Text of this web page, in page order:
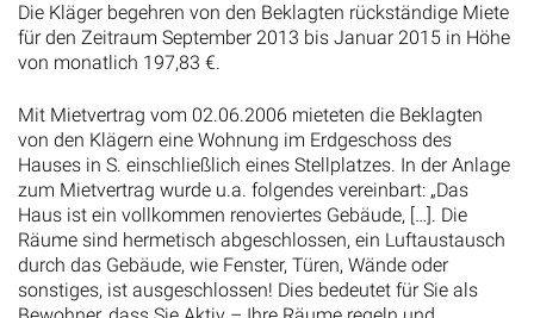
Die Kläger begehren von den Beklagten rückständige Miete
für den Zeitraum September 2013 bis Januar 2015 in Höhe
von monatlich 197,83 €.
Mit Mietvertrag vom 02.06.2006 mieteten die Beklagten
von den Klägern eine Wohnung im Erdgeschoss des
Hauses in S. einschließlich eines Stellplatzes. In der Anlage
zum Mietvertrag wurde u.a. folgendes vereinbart: „Das
Haus ist ein vollkommen renoviertes Gebäude, […]. Die
Räume sind hermetisch abgeschlossen, ein Luftaustausch
durch das Gebäude, wie Fenster, Türen, Wände oder
sonstiges, ist ausgeschlossen! Dies bedeutet für Sie als